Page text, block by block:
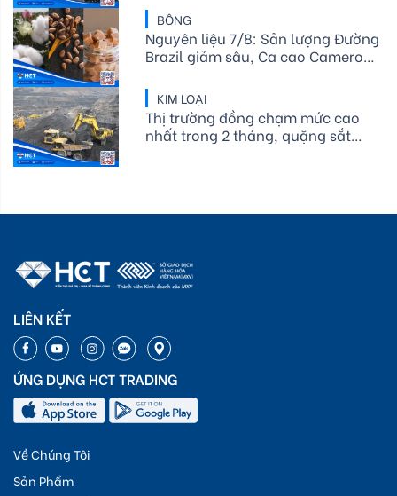
tiếtBÔNG
Nguyên liệu 7/8: Sản lượng Đường
Brazil giảm sâu, Ca cao Cameroon
KIM LOẠI
Thị trường đồng chạm mức cao
nhất trong 2 tháng, quặng sắt
LIÊN KẾT
ỨNG DỤNG HCT TRADING
Về Chúng Tôi
Sản Phẩm